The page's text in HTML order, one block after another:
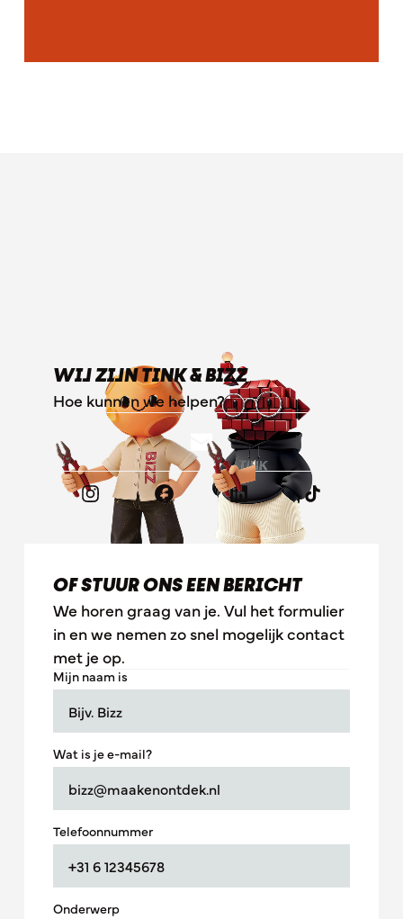
WIJ ZIJN TINK & BIZZ
Hoe kunnen we helpen?
OF STUUR ONS EEN BERICHT
We horen graag van je. Vul het formulier
in en we nemen zo snel mogelijk contact
met je op.
Mijn naam is
Wat is je e-mail?
Telefoonnummer
Onderwerp